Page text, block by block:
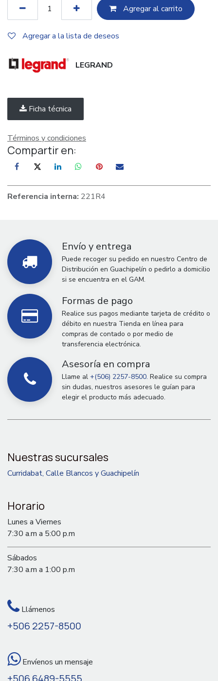
Agregar al c​​arrito
Agregar a la lista de deseos
LEGRAND
Ficha técnica
Términos y condiciones
Compartir en:
Referencia interna: 221R4
Envío y entrega
Puede recoger su pedido en nuestro Centro de
Distribución en Guachipelín o pedirlo a domicilio
si se encuentra en el GAM.
Formas de pago
Realice sus pagos mediante tarjeta de crédito o
débito en nuestra Tienda en línea para
compras de contado o por medio de
transferencia electrónica.
Asesoría en compra
Llame al +(506) 2257-8500. Realice su compra
sin dudas, nuestros asesores le guían para
elegir el producto más adecuado.
Nuestras sucursales
Curridabat, Calle Blancos y Guachipelín
Horario
Lunes a Viernes
7:30 a.m a 5:00 p.m
Sábados
7:30 a.m a 1:00 p.m
Llámenos
+506 2257-8500
Envíenos un mensaje
+506 6489-5555